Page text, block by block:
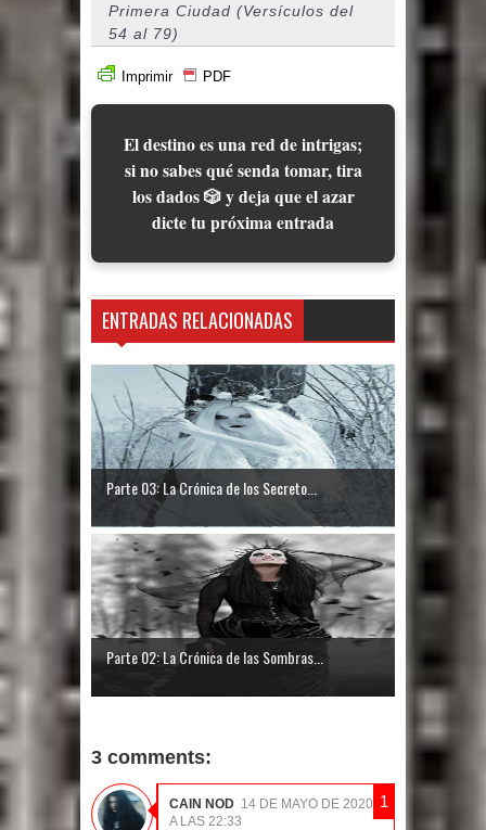
Primera Ciudad (Versículos del
54 al 79)
Imprimir PDF
El destino es una red de intrigas;
si no sabes qué senda tomar, tira
los dados 🎲 y deja que el azar
dicte tu próxima entrada
ENTRADAS RELACIONADAS
Parte 03: La Crónica de los Secreto...
Parte 02: La Crónica de las Sombras...
3 comments:
CAIN NOD 14 DE MAYO DE 2020
A LAS 22:33